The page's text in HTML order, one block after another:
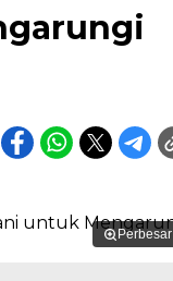
Perbesar